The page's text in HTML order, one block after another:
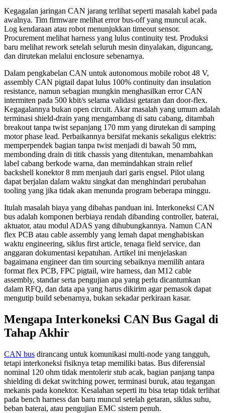
Kegagalan jaringan CAN jarang terlihat seperti masalah kabel pada
awalnya. Tim firmware melihat error bus-off yang muncul acak.
Log kendaraan atau robot menunjukkan timeout sensor.
Procurement melihat harness yang lulus continuity test. Produksi
baru melihat rework setelah seluruh mesin dinyalakan, diguncang,
dan dirutekan melalui enclosure sebenarnya.
Dalam pengkabelan CAN untuk autonomous mobile robot 48 V,
assembly CAN pigtail dapat lulus 100% continuity dan insulation
resistance, namun sebagian mungkin menghasilkan error CAN
intermiten pada 500 kbit/s selama validasi getaran dan door-flex.
Kegagalannya bukan open circuit. Akar masalah yang umum adalah
terminasi shield-drain yang mengambang di satu cabang, ditambah
breakout tanpa twist sepanjang 170 mm yang dirutekan di samping
motor phase lead. Perbaikannya bersifat mekanis sekaligus elektris:
memperpendek bagian tanpa twist menjadi di bawah 50 mm,
membonding drain di titik chassis yang ditentukan, menambahkan
label cabang berkode warna, dan memindahkan strain relief
backshell konektor 8 mm menjauh dari garis engsel. Pilot ulang
dapat berjalan dalam waktu singkat dan menghindari perubahan
tooling yang jika tidak akan menunda program beberapa minggu.
Itulah masalah biaya yang dibahas panduan ini. Interkoneksi CAN
bus adalah komponen berbiaya rendah dibanding controller, baterai,
aktuator, atau modul ADAS yang dihubungkannya. Namun CAN
flex PCB atau cable assembly yang lemah dapat menghabiskan
waktu engineering, siklus first article, tenaga field service, dan
anggaran dokumentasi kepatuhan. Artikel ini menjelaskan
bagaimana engineer dan tim sourcing sebaiknya memilih antara
format flex PCB, FPC pigtail, wire harness, dan M12 cable
assembly, standar serta pengujian apa yang perlu dicantumkan
dalam RFQ, dan data apa yang harus dikirim agar pemasok dapat
mengutip build sebenarnya, bukan sekadar perkiraan kasar.
Mengapa Interkoneksi CAN Bus Gagal di
Tahap Akhir
CAN bus dirancang untuk komunikasi multi-node yang tangguh,
tetapi interkoneksi fisiknya tetap memiliki batas. Bus diferensial
nominal 120 ohm tidak mentolerir stub acak, bagian panjang tanpa
shielding di dekat switching power, terminasi buruk, atau tegangan
mekanis pada konektor. Kesalahan seperti itu bisa tetap tidak terlihat
pada bench harness dan baru muncul setelah getaran, siklus suhu,
beban baterai, atau pengujian EMC sistem penuh.